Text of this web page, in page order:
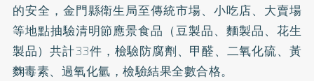
的安全，金門縣衛生局至傳統市場、小吃店、大賣場
等地點抽驗清明節應景食品（豆製品、麵製品、花生
製品）共計33件，檢驗防腐劑、甲醛、二氧化硫、黃
麴毒素、過氧化氫，檢驗結果全數合格。